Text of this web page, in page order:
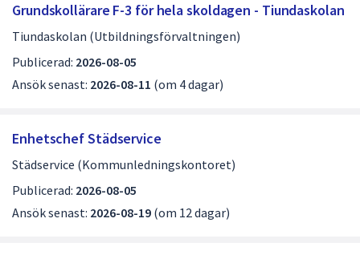
Grundskollärare F-3 för hela skoldagen - Tiundaskolan
Tiundaskolan (Utbildningsförvaltningen)
Publicerad: 2026-08-05
Ansök senast: 2026-08-11 (om 4 dagar)
Enhetschef Städservice
Städservice (Kommunledningskontoret)
Publicerad: 2026-08-05
Ansök senast: 2026-08-19 (om 12 dagar)